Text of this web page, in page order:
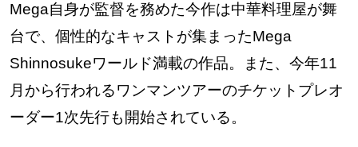
Mega自身が監督を務めた今作は中華料理屋が舞
台で、個性的なキャストが集まったMega
Shinnosukeワールド満載の作品。また、今年11
月から行われるワンマンツアーのチケットプレオ
ーダー1次先行も開始されている。